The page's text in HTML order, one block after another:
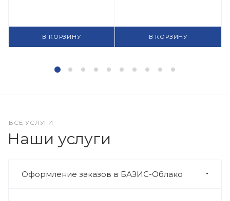
В КОРЗИНУ В КОРЗИНУ
ВСЕ УСЛУГИ
Наши услуги
Оформление заказов в БАЗИС-Облако